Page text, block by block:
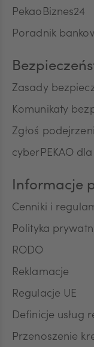
przez Bank
przez Bank
Na
Pana/Pani
poziomu
produktów
wycofanie
prawem
podstawie
PekaoBiznes24
Poradnik
Zasady
Komunikaty
Zgłoś
cyberPEKAO
Informacje
Cenniki i
Polityka
RODO
Reklamacje
Regulacje UE
Definicje usług
Przenoszenie